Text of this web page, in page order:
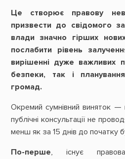
Це створює правову
призвести до свідомого
влади значно гірших
послабити рівень
вирішенні дуже важливих
безпеки, так і
громад.
Окремий сумнівний виняток
публічні консультації не
менш як за 15 днів до початку
По-перше, існує